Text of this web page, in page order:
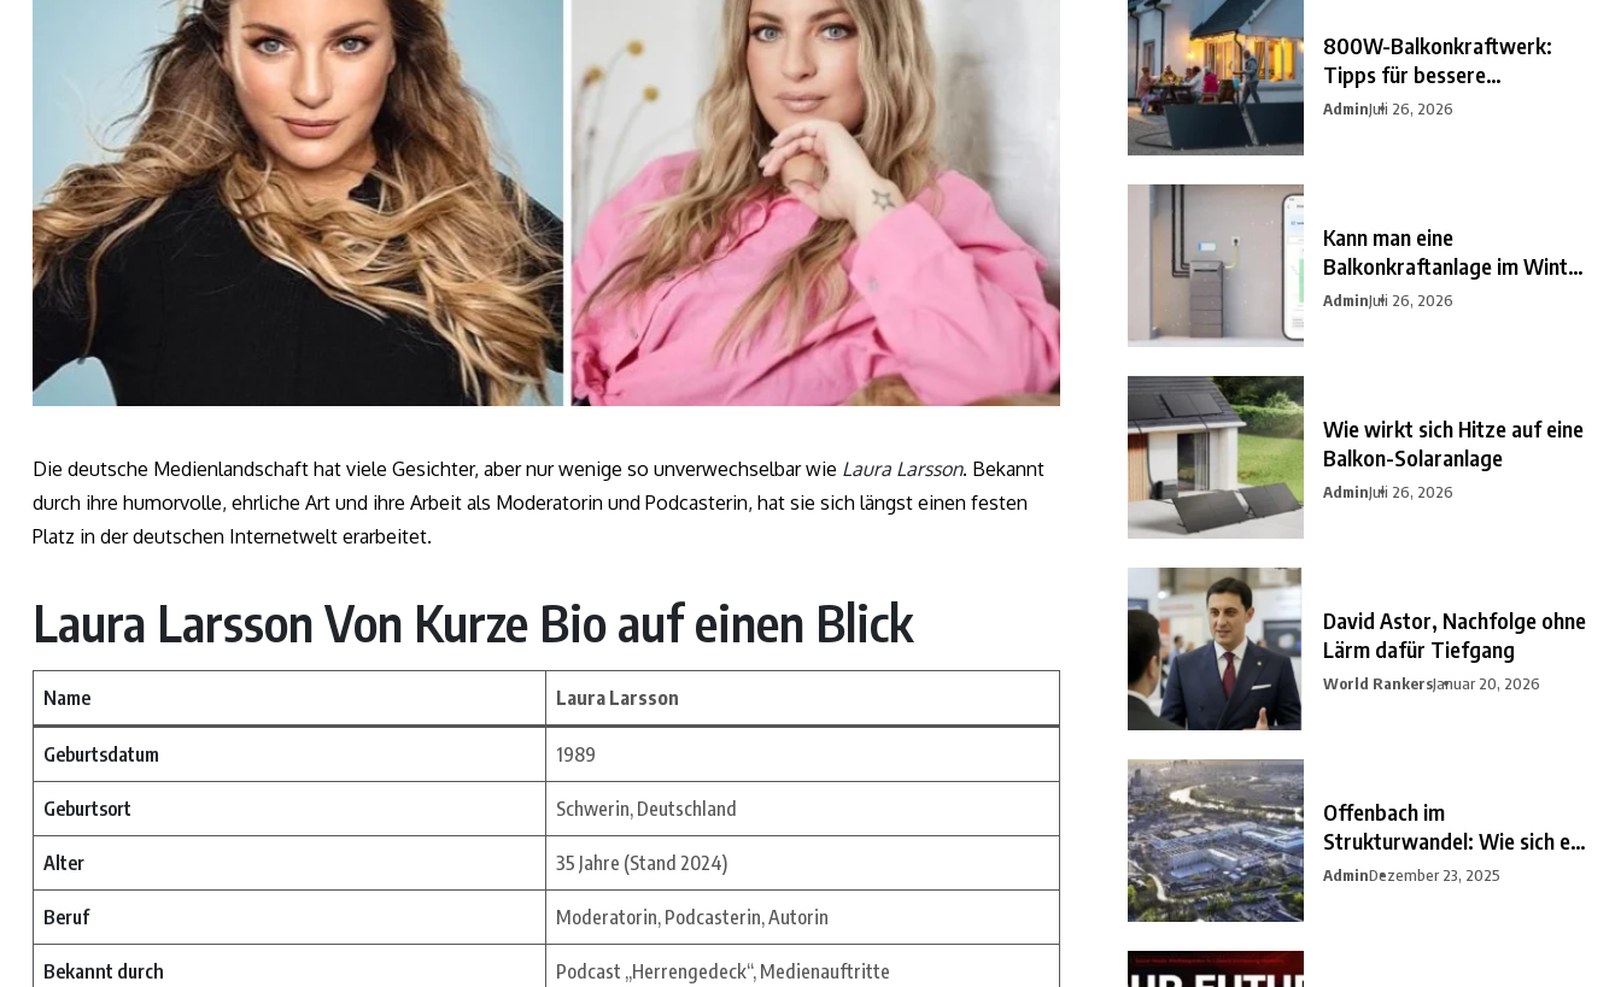
Die deutsche Medienlandschaft hat viele Gesichter, aber nur wenige so unverwechselbar wie Laura Larsson. Bekannt
durch ihre humorvolle, ehrliche Art und ihre Arbeit als Moderatorin und Podcasterin, hat sie sich längst einen festen
Platz in der deutschen Internetwelt erarbeitet.
Laura Larsson Von Kurze Bio auf einen Blick
Name Laura Larsson
Geburtsdatum 1989
Geburtsort Schwerin, Deutschland
Alter 35 Jahre (Stand 2024)
Beruf Moderatorin, Podcasterin, Autorin
Bekannt durch Podcast „Herrengedeck“, Medienauftritte
800W-Balkonkraftwerk:
Tipps für bessere
Einsparungen
AdminJuli 26, 2026
Kann man eine
Balkonkraftanlage im Winter
nutzen?
AdminJuli 26, 2026
Wie wirkt sich Hitze auf eine
Balkon-Solaranlage
AdminJuli 26, 2026
David Astor, Nachfolge ohne
Lärm dafür Tiefgang
World RankersJanuar 20, 2026
Offenbach im
Strukturwandel: Wie sich ein
unterschätzter
AdminDezember 23, 2025